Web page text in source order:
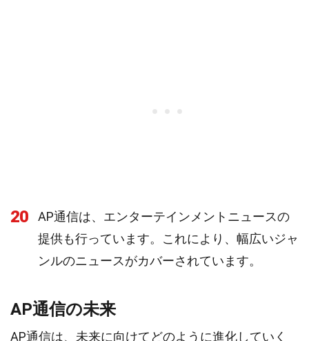
20
AP通信は、エンターテインメントニュースの
提供も行っています。これにより、幅広いジャ
ンルのニュースがカバーされています。
AP通信の未来
AP通信は、未来に向けてどのように進化していく